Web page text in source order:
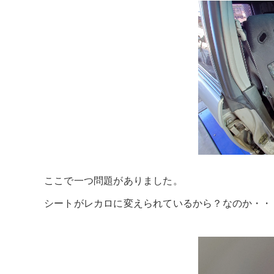
ここで一つ問題がありました。
シートがレカロに変えられているから？なのか・・